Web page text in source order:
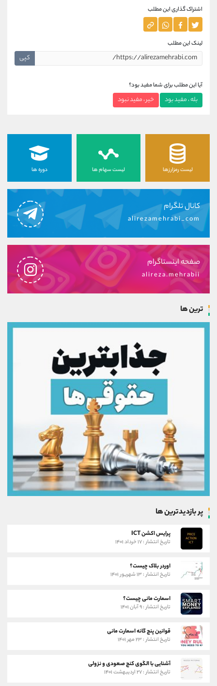
اشتراک گذاری این مطلب
لینک این مطلب
کپی
آیا این مطلب برای شما مفید بود؟
بله ، مفید بود خیر ، مفید نبود
لیست رمزارزها لیست سهام ها دوره ها
کانال تلگرام
alirezamehrabi_com
صفحه اینستاگرام
alireza.mehrabii
ترین ها
پر بازدیدترین ها
پرایس اکشن ICT
تاریخ انتشار : ۱۷ خرداد ۱۴۰۱
اوردر بلاک چیست؟
تاریخ انتشار : ۱۳ شهریور ۱۴۰۱
اسمارت مانی چیست؟
تاریخ انتشار : ۹ آبان ۱۴۰۱
قوانین پنج گانه اسمارت مانی
تاریخ انتشار : ۲۳ مهر ۱۴۰۱
آشنایی با الگوی کنج صعودی و نزولی
تاریخ انتشار : ۲۷ اردیبهشت ۱۴۰۱